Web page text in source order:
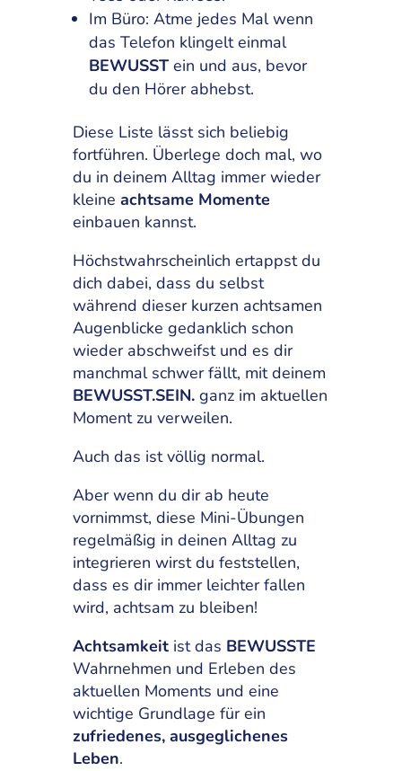
Im Büro: Atme jedes Mal wenn
das Telefon klingelt einmal
BEWUSSTein und aus, bevor
du den Hörer abhebst.
Diese Liste lässt sich beliebig
fortführen. Überlege doch mal, wo
du in deinem Alltag immer wieder
kleine achtsame Momente
einbauen kannst.
Höchstwahrscheinlich ertappst du
dich dabei, dass du selbst
während dieser kurzen achtsamen
Augenblicke gedanklich schon
wieder abschweifst und es dir
manchmal schwer fällt, mit deinem
BEWUSST.SEIN. ganz im aktuellen
Moment zu verweilen.
Auch das ist völlig normal.
Aber wenn du dir ab heute
vornimmst, diese Mini-Übungen
regelmäßig in deinen Alltag zu
integrieren wirst du feststellen,
dass es dir immer leichter fallen
wird, achtsam zu bleiben!
Achtsamkeitist das BEWUSSTE
Wahrnehmen und Erleben des
aktuellen Moments und eine
wichtige Grundlage für ein
zufriedenes, ausgeglichenes
Leben.